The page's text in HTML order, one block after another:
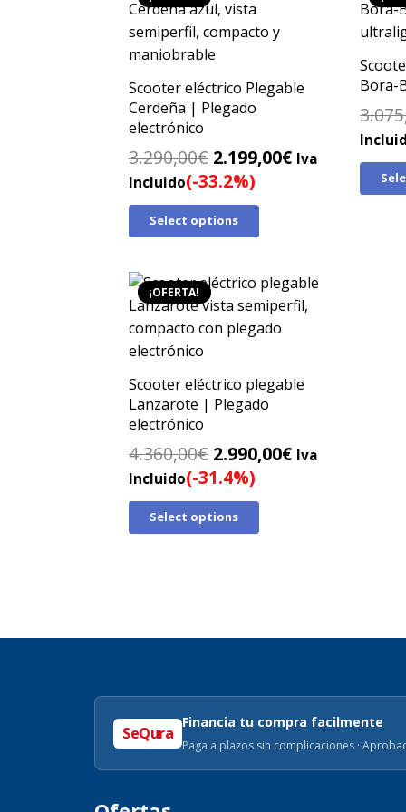
Scooter eléctrico Plegable
Cerdeña | Plegado
electrónico
3.290,00€ El
precio
original
era:
2.199,00€ElIva
Incluido(-33.2%)
Select options
Bora-
¡OFERTA!
Scooter eléctrico plegable
Lanzarote | Plegado
electrónico
4.360,00€ El
precio
original
era:
2.990,00€ElIva
Incluido(-31.4%)
Select options
SeQura
Financia tu compra facilmente
Paga a plazos sin complicaciones ·